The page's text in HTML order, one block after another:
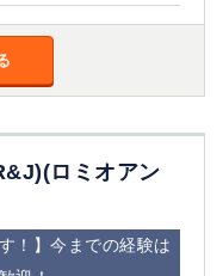
ロミオアン
！】今までの経験は